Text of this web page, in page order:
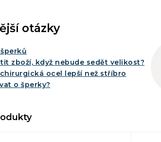
otázky
zboží, když nebude sedět velikost?
ocel lepší než stříbro
o šperky?